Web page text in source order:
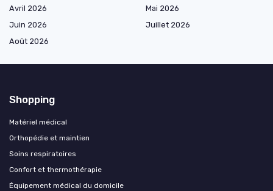
Avril 2026
Mai 2026
Juin 2026
Juillet 2026
Août 2026
Shopping
Matériel médical
Orthopédie et maintien
Soins respiratoires
Confort et thermothérapie
Équipement médical du domicile